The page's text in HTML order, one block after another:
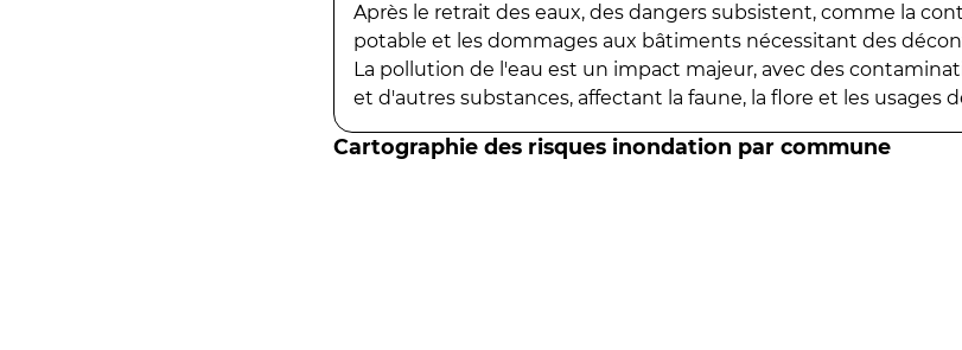
Après le retrait des eaux, des dangers subsistent, comme la
potable et les dommages aux bâtiments nécessitant des
La pollution de l'eau est un impact majeur, avec des
et d'autres substances, affectant la faune, la flore et les usages
Cartographie des risques inondation par commune